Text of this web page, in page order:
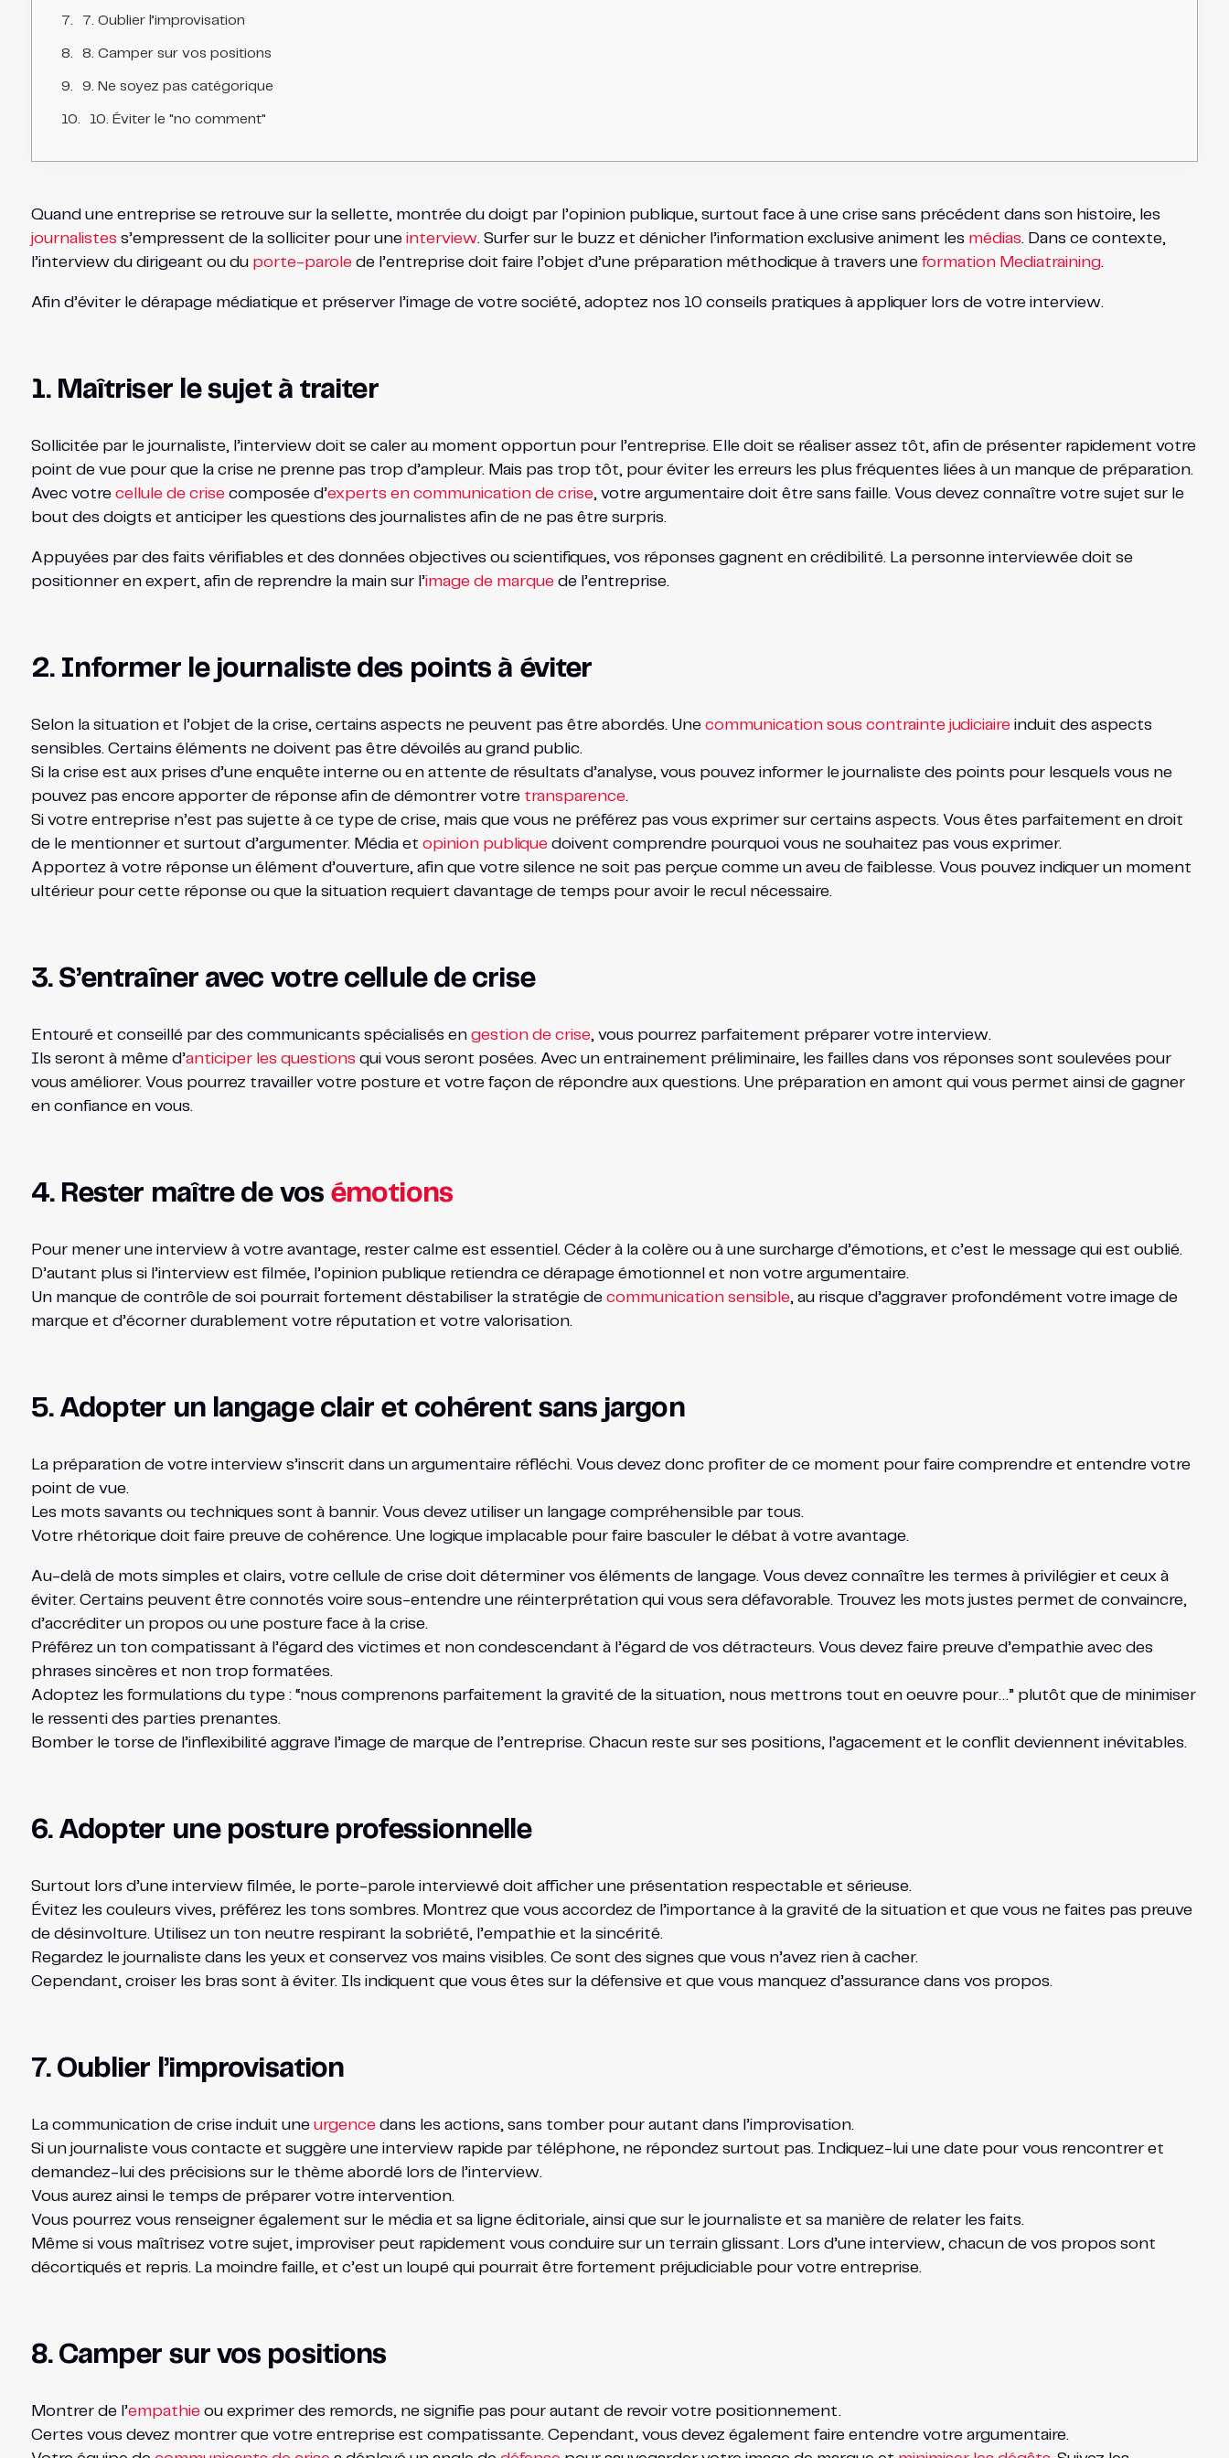
7. Oublier l’improvisation
8. Camper sur vos positions
9. Ne soyez pas catégorique
10. Éviter le "no comment"
Quand une entreprise se retrouve sur la sellette, montrée du doigt par l’opinion publique, surtout face à une crise sans précédent dans son histoire, les
journalistes s’empressent de la solliciter pour une interview. Surfer sur le buzz et dénicher l’information exclusive animent les médias. Dans ce contexte,
l’interview du dirigeant ou du porte-parolede l’entreprise doit faire l’objet d’une préparation méthodique à travers une formation Mediatraining.
Afin d’éviter le dérapage médiatique et préserver l’image de votre société, adoptez nos 10 conseils pratiques à appliquer lors de votre interview.
1. Maîtriser le sujet à traiter
Sollicitée par le journaliste, l’interview doit se caler au moment opportun pour l’entreprise. Elle doit se réaliser assez tôt, afin de présenter rapidement votre
point de vue pour que la crise ne prenne pas trop d’ampleur. Mais pas trop tôt, pour éviter les erreurs les plus fréquentes liées à un manque de préparation.
Avec votre cellule de crisecomposée d’experts en communication de crise, votre argumentaire doit être sans faille. Vous devez connaître votre sujet sur le
bout des doigts et anticiper les questions des journalistes afin de ne pas être surpris.
Appuyées par des faits vérifiables et des données objectives ou scientifiques, vos réponses gagnent en crédibilité. La personne interviewée doit se
positionner en expert, afin de reprendre la main sur l’image de marquede l’entreprise.
2. Informer le journaliste des points à éviter
Selon la situation et l’objet de la crise, certains aspects ne peuvent pas être abordés. Une communication sous contrainte judiciaireinduit des aspects
sensibles. Certains éléments ne doivent pas être dévoilés au grand public.
Si la crise est aux prises d’une enquête interne ou en attente de résultats d’analyse, vous pouvez informer le journaliste des points pour lesquels vous ne
pouvez pas encore apporter de réponse afin de démontrer votre transparence.
Si votre entreprise n’est pas sujette à ce type de crise, mais que vous ne préférez pas vous exprimer sur certains aspects. Vous êtes parfaitement en droit
de le mentionner et surtout d’argumenter. Média et opinion publiquedoivent comprendre pourquoi vous ne souhaitez pas vous exprimer.
Apportez à votre réponse un élément d’ouverture, afin que votre silence ne soit pas perçue comme un aveu de faiblesse. Vous pouvez indiquer un moment
ultérieur pour cette réponse ou que la situation requiert davantage de temps pour avoir le recul nécessaire.
3. S’entraîner avec votre cellule de crise
Entouré et conseillé par des communicants spécialisés en gestion de crise, vous pourrez parfaitement préparer votre interview.
Ils seront à même d’anticiper les questions qui vous seront posées. Avec un entrainement préliminaire, les failles dans vos réponses sont soulevées pour
vous améliorer. Vous pourrez travailler votre posture et votre façon de répondre aux questions. Une préparation en amont qui vous permet ainsi de gagner
en confiance en vous.
4. Rester maître de vos émotions
Pour mener une interview à votre avantage, rester calme est essentiel. Céder à la colère ou à une surcharge d’émotions, et c’est le message qui est oublié.
D’autant plus si l’interview est filmée, l’opinion publique retiendra ce dérapage émotionnel et non votre argumentaire.
Un manque de contrôle de soi pourrait fortement déstabiliser la stratégie de communication sensible, au risque d’aggraver profondément votre image de
marque et d’écorner durablement votre réputation et votre valorisation.
5. Adopter un langage clair et cohérent sans jargon
La préparation de votre interview s’inscrit dans un argumentaire réfléchi. Vous devez donc profiter de ce moment pour faire comprendre et entendre votre
point de vue.
Les mots savants ou techniques sont à bannir. Vous devez utiliser un langage compréhensible par tous.
Votre rhétorique doit faire preuve de cohérence. Une logique implacable pour faire basculer le débat à votre avantage.
Au-delà de mots simples et clairs, votre cellule de crise doit déterminer vos éléments de langage. Vous devez connaître les termes à privilégier et ceux à
éviter. Certains peuvent être connotés voire sous-entendre une réinterprétation qui vous sera défavorable. Trouvez les mots justes permet de convaincre,
d’accréditer un propos ou une posture face à la crise.
Préférez un ton compatissant à l’égard des victimes et non condescendant à l’égard de vos détracteurs. Vous devez faire preuve d’empathie avec des
phrases sincères et non trop formatées.
Adoptez les formulations du type : “nous comprenons parfaitement la gravité de la situation, nous mettrons tout en oeuvre pour…” plutôt que de minimiser
le ressenti des parties prenantes.
Bomber le torse de l’inflexibilité aggrave l’image de marque de l’entreprise. Chacun reste sur ses positions, l’agacement et le conflit deviennent inévitables.
6. Adopter une posture professionnelle
Surtout lors d’une interview filmée, le porte-parole interviewé doit afficher une présentation respectable et sérieuse.
Évitez les couleurs vives, préférez les tons sombres. Montrez que vous accordez de l’importance à la gravité de la situation et que vous ne faites pas preuve
de désinvolture. Utilisez un ton neutre respirant la sobriété, l’empathie et la sincérité.
Regardez le journaliste dans les yeux et conservez vos mains visibles. Ce sont des signes que vous n’avez rien à cacher.
Cependant, croiser les bras sont à éviter. Ils indiquent que vous êtes sur la défensive et que vous manquez d’assurance dans vos propos.
7. Oublier l’improvisation
La communication de crise induit une urgencedans les actions, sans tomber pour autant dans l’improvisation.
Si un journaliste vous contacte et suggère une interview rapide par téléphone, ne répondez surtout pas. Indiquez-lui une date pour vous rencontrer et
demandez-lui des précisions sur le thème abordé lors de l’interview.
Vous aurez ainsi le temps de préparer votre intervention.
Vous pourrez vous renseigner également sur le média et sa ligne éditoriale, ainsi que sur le journaliste et sa manière de relater les faits.
Même si vous maîtrisez votre sujet, improviser peut rapidement vous conduire sur un terrain glissant. Lors d’une interview, chacun de vos propos sont
décortiqués et repris. La moindre faille, et c’est un loupé qui pourrait être fortement préjudiciable pour votre entreprise.
8. Camper sur vos positions
Montrer de l’empathieou exprimer des remords, ne signifie pas pour autant de revoir votre positionnement.
Certes vous devez montrer que votre entreprise est compatissante. Cependant, vous devez également faire entendre votre argumentaire.